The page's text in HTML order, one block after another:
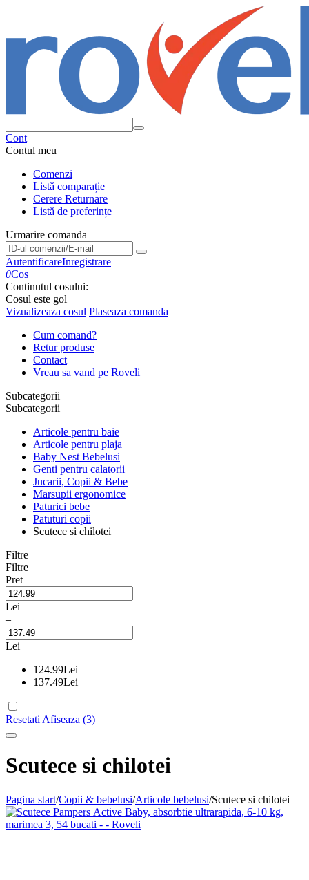
Cont
Contul meu
Comenzi
Listă comparație
Cerere Returnare
Listă de preferințe
Urmarire comanda
Urmarire comanda
AutentificareInregistrare
0Cos
Continutul cosului:
Cosul este gol
Vizualizeaza cosul Plaseaza comanda
Cum comand?
Retur produse
Contact
Vreau sa vand pe Roveli
Subcategorii
Subcategorii
Articole pentru baie
Articole pentru plaja
Baby Nest Bebelusi
Genti pentru calatorii
Jucarii, Copii & Bebe
Marsupii ergonomice
Paturici bebe
Patuturi copii
Scutece si chilotei
Filtre
Filtre
Pret
Lei
–
Lei
124.99Lei
137.49Lei
Resetati Afiseaza (3)
Scutece si chilotei
Pagina start/Copii & bebelusi/Articole bebelusi/Scutece si chilotei